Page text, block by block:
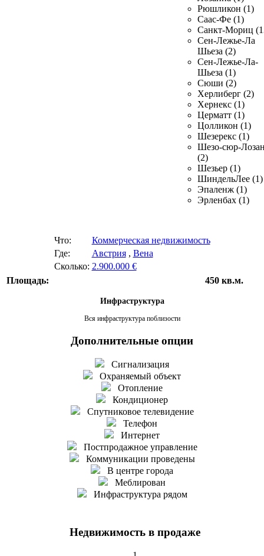
Рюшликон (1)
Саас-Фе (1)
Санкт-Мориц
Сен-Лежье-Ла
Шьеза (2)
Сен-Лежье-Ла-
Шьеза (1)
Сюши (2)
Херлиберг (2)
Хернекс (1)
Церматт (1)
Цолликон (1)
Шезерекс (1)
Шезо-сюр-
(2)
Шезьер (1)
ШиндельЛее (1)
Эпаленж (1)
Эрленбах (1)
Что:
Коммерческая недвижимость
Где:
Австрия, Вена
Сколько: 2.900.000 €
Площадь:
450 кв.м.
Инфраструктура
Вся инфраструктура поблизости
Дополнительные опции
Сигнализация
Охраняемый объект
Отопление
Кондиционер
Спутниковое телевидение
Телефон
Интернет
Постпродажное управление
Коммуникации проведены
В центре города
Меблирован
Инфраструктура рядом
Недвижимость в продаже